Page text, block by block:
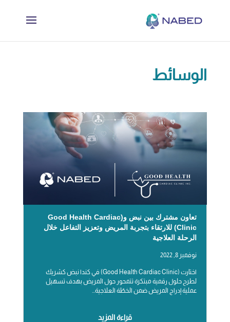
الوسائط
تعاون مشترك بين نبض و(Good Health Cardiac
Clinic) للارتقاء بتجربة المريض وتعزيز التفاعل خلال
الرحلة العلاجية
نوفمبر 8, 2022
اختارت (Good Health Cardiac Clinic) في كندا نبض كشريك
لطرح حلول رقمية مبتكرة تتمحور حول المريض بهدف تسهيل
عملية إدراج المريض ضمن الخطّة العلاجية...
قراءة المزيد